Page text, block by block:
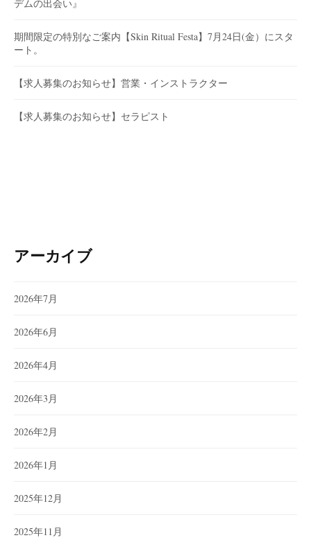
デムの出会い』
期間限定の特別なご案内【Skin Ritual Festa】7月24日(金）にスタ
ート。
【求人募集のお知らせ】営業・インストラクター
【求人募集のお知らせ】セラピスト
アーカイブ
2026年7月
2026年6月
2026年4月
2026年3月
2026年2月
2026年1月
2025年12月
2025年11月